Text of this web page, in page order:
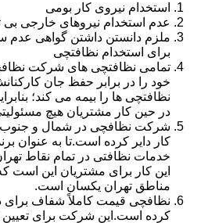
استخدام نیروی کار بومی
عدم استخدام نیروهای خارجی بی
ملزم دانستن داشتن گواهی عدم
برای استخدام نظافتچی
تمامی نظافتچی های شرکت
خود را در برابر حفظ جان
نظافتچی ها را بیمه می کند؛
در حین کار مشتریان هیچ
شرکت نظافچی در شمال و جنوب
کار دایر کرده است.تا به عنوان
خدمات نظافتی در تمام نقاط
این کار برای مشتریان این است
مناطق تهران یکسان است.
نظافچی قیمت کاملاً شفاف